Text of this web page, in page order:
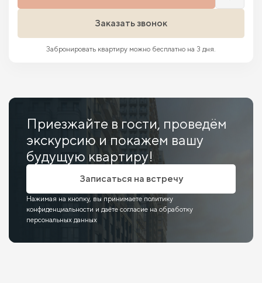
Заказать звонок
Забронировать квартиру можно бесплатно на 3 дня.
Приезжайте в гости, проведём
экскурсию и покажем вашу
будущую квартиру!
Записаться на встречу
Нажимая на кнопку, вы принимаете политику
конфиденциальности и даёте согласие на обработку
персональных данных